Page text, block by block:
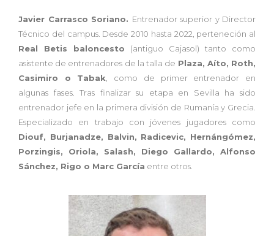
Javier Carrasco Soriano. Entrenador superior y Director
Técnico del campus. Desde 2010 hasta 2022, perteneción al
Real Betis baloncesto (antiguo Cajasol) tanto como
asistente de entrenadores de la talla de Plaza, Aíto, Roth,
Casimiro o Tabak , como de primer entrenador en
algunas fases. Tras finalizar su etapa en Sevilla ha sido
entrenador jefe en la primera división de Rumanía y Grecia.
Especializado en trabajo con jóvenes jugadores como
Diouf, Burjanadze, Balvin, Radicevic, Hernángómez,
Porzingis, Oriola, Salash, Diego Gallardo, Alfonso
Sánchez, Rigo o Marc García entre otros.